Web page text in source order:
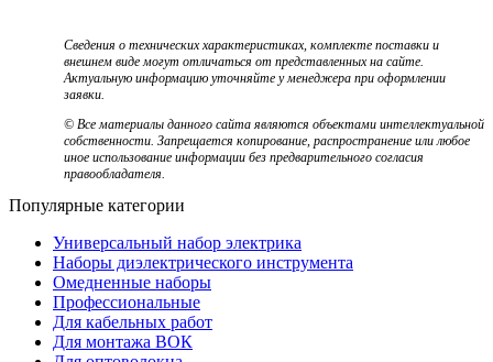
Сведения о технических характеристиках, комплекте поставки и
внешнем виде могут отличаться от представленных на сайте.
Актуальную информацию уточняйте у менеджера при оформлении
заявки.
© Все материалы данного сайта являются объектами интеллектуальной
собственности. Запрещается копирование, распространение или любое
иное использование информации без предварительного согласия
правообладателя.
Популярные категории
Универсальный набор электрика
Наборы диэлектрического инструмента
Омедненные наборы
Профессиональные
Для кабельных работ
Для монтажа ВОК